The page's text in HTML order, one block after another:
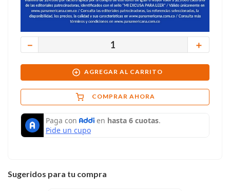
＋
－
AGREGAR AL CARRITO
COMPRAR AHORA
Sugeridos para tu compra